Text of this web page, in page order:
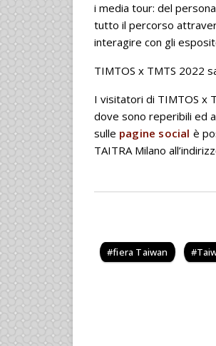
i media tour: del
tutto il percorso
interagire con gli
TIMTOS x TMTS 2022
I visitatori di TIMTOS x
dove sono reperibili ed
sulle pagine social è
TAITRA Milano
fiera Taiwan